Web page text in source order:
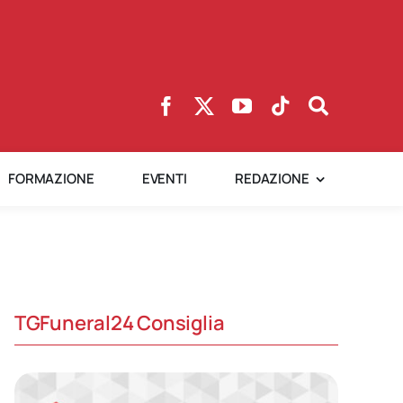
FORMAZIONE EVENTI REDAZIONE
TGFuneral24 Consiglia